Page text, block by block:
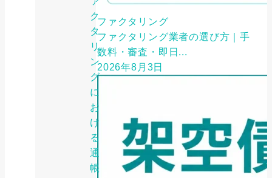
ク
タ
リ
ン
グ
に
お
け
る
通
帳
ファクタリング
ファクタリング業者の選び方｜手
数料・審査・即日...
2026年8月3日